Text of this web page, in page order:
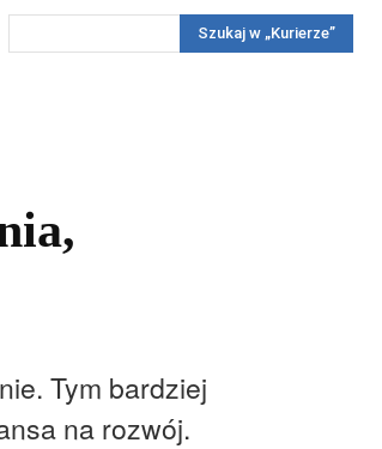
KonkursyWięcej
Szukaj w „Kurierze”
Tym bardziej
na rozwój.